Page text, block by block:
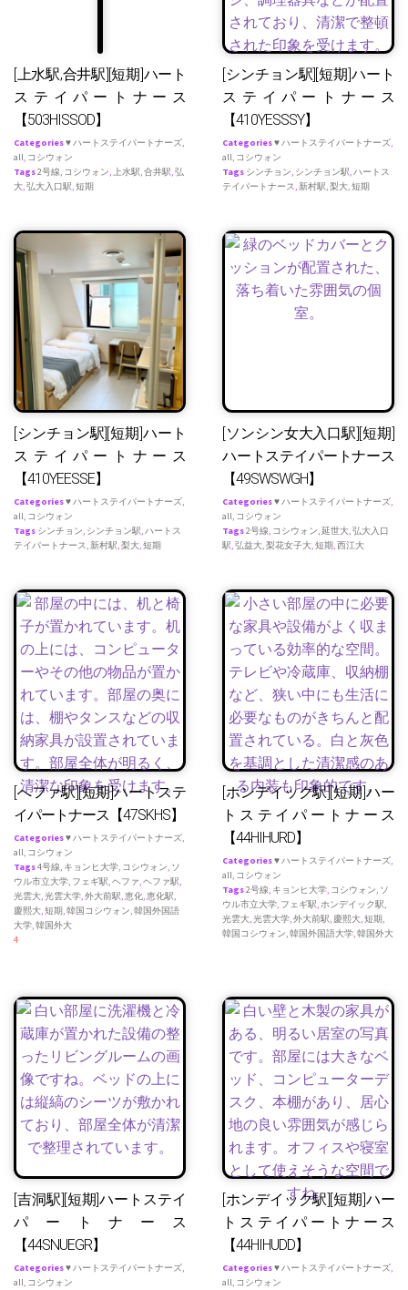
[上水駅,合井駅][短期]ハート
ステイパートナース
【503HISSOD】
Categories♥ ハートステイパートナーズ,
all, コシウォン
Tags2号線, コシウォン, 上水駅,合井駅,弘
大,弘大入口駅,短期
[シンチョン駅][短期]ハート
ステイパートナース
【410YESSSY】
Categories♥ ハートステイパートナーズ,
all, コシウォン
Tags シンチョン, シンチョン駅,ハートス
テイパートナース,新村駅,梨大,短期
[シンチョン駅][短期]ハート
ステイパートナース
【410YEESSE】
Categories♥ ハートステイパートナーズ,
all, コシウォン
Tags シンチョン, シンチョン駅,ハートス
テイパートナース,新村駅,梨大,短期
[ソンシン女大入口駅][短期]
ハートステイパートナース
【49SWSWGH】
Categories♥ ハートステイパートナーズ,
all, コシウォン
Tags2号線, コシウォン,延世大,弘大入口
駅,弘益大,梨花女子大,短期,西江大
[へファ駅][短期]ハートステ
イパートナース【47SKHS】
Categories♥ ハートステイパートナーズ,
all, コシウォン
Tags4号線, キョンヒ大学, コシウォン, ソ
ウル市立大学, フェギ駅,ヘファ,ヘファ駅,
光雲大,光雲大学,外大前駅,恵化,恵化駅,
慶熙大,短期,韓国コシウォン,韓国外国語
大学,韓国外大
4
[ホンデイック駅][短期]ハー
トステイパートナース
【44HIHURD】
Categories♥ ハートステイパートナーズ,
all, コシウォン
Tags2号線, キョンヒ大学, コシウォン, ソ
ウル市立大学, フェギ駅,ホンデイック駅,
光雲大,光雲大学,外大前駅, 慶熙大,短期,
韓国コシウォン,韓国外国語大学,韓国外大
[吉洞駅][短期]ハートステイ
パートナース
【44SNUEGR】
Categories♥ ハートステイパートナーズ,
all, コシウォン
[ホンデイック駅][短期]ハー
トステイパートナース
【44HIHUDD】
Categories♥ ハートステイパートナーズ,
all, コシウォン